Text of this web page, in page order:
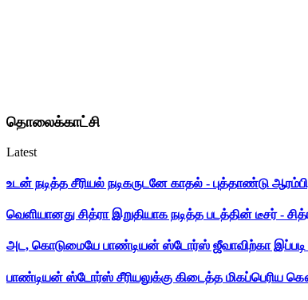
தொலைக்காட்சி
Latest
உடன் நடித்த சீரியல் நடிகருடனே காதல் - புத்தாண்டு
வெளியானது சித்ரா இறுதியாக நடித்த படத்தின் டீசர் -
அட, கொடுமையே பாண்டியன் ஸ்டோர்ஸ் ஜீவாவிற்கா இப்படி
பாண்டியன் ஸ்டோர்ஸ் சீரியலுக்கு கிடைத்த மிகப்பெரிய